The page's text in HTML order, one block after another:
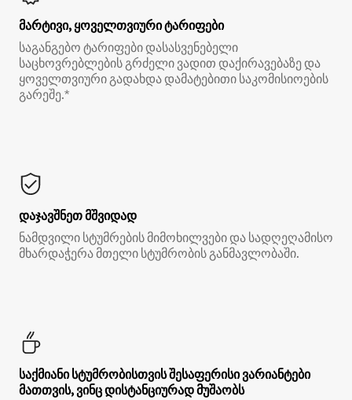
მარტივი, ყოველთვიური ტარიფები
საგანგებო ტარიფები დასასვენებელი
საცხოვრებლების გრძელი ვადით დაქირავებაზე და
ყოველთვიური გადახდა დამატებითი საკომისიოების
გარეშე.*
დაჯავშნეთ მშვიდად
ნამდვილი სტუმრების მიმოხილვები და სადღეღამისო
მხარდაჭერა მთელი სტუმრობის განმავლობაში.
საქმიანი სტუმრობისთვის შესაფერისი ვარიანტები
მათთვის, ვინც დისტანციურად მუშაობს